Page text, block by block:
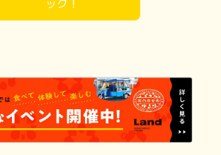
ック！